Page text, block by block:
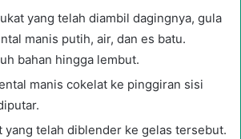
yang telah diambil dagingnya, gula
manis putih, air, dan es batu.
bahan hingga lembut.
manis cokelat ke pinggiran sisi
yang telah diblender ke gelas tersebut.